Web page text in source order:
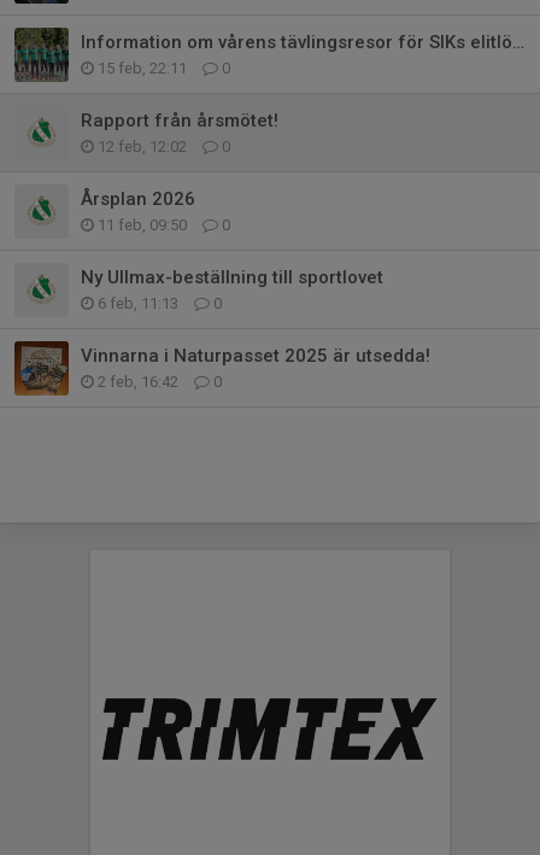
Information om vårens tävlingsresor för SIKs elitlöpare
15 feb, 22:11 0
Rapport från årsmötet!
12 feb, 12:02 0
Årsplan 2026
11 feb, 09:50 0
Ny Ullmax-beställning till sportlovet
6 feb, 11:13 0
Vinnarna i Naturpasset 2025 är utsedda!
2 feb, 16:42 0